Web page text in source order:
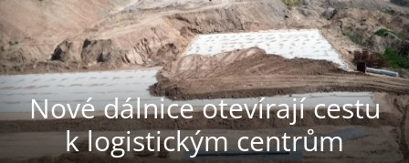
Nové dálnice otevírají cestu
k logistickým centrům